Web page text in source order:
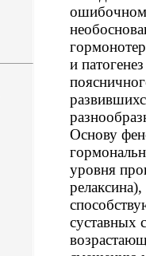
ошибочном
и
Основу
уровня
суставных